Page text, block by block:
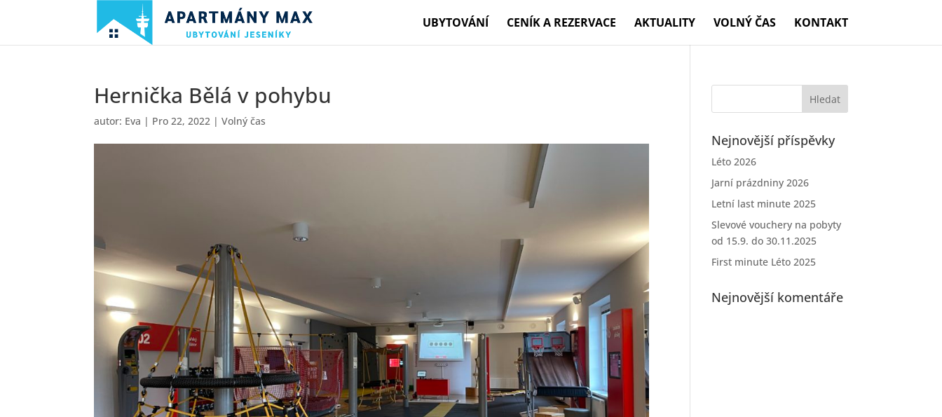
UBYTOVÁNÍ CENÍK A REZERVACE AKTUALITY VOLNÝ ČAS KONTAKT
Hernička Bělá v pohybu
autor: Eva | Pro 22, 2022 |Volný čas
Nejnovější příspěvky
Léto 2026
Jarní prázdniny 2026
Letní last minute 2025
Slevové vouchery na pobyty
od 15.9. do 30.11.2025
First minute Léto 2025
Nejnovější komentáře